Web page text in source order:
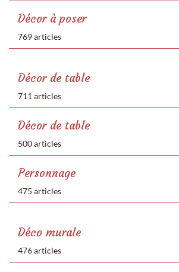
Décor à poser
769 articles
Décor de table
711 articles
Décor de table
500 articles
Personnage
475 articles
Déco murale
476 articles